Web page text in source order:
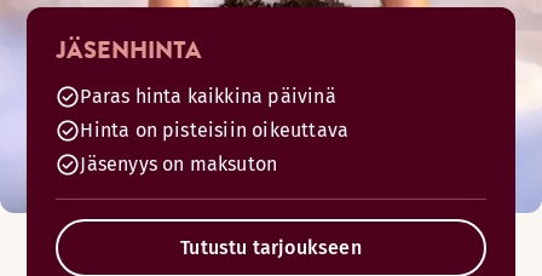
JÄSENHINTA
Paras hinta kaikkina päivinä
Hinta on pisteisiin oikeuttava
Jäsenyys on maksuton
Tutustu tarjoukseen